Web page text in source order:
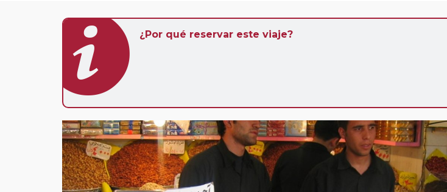
¿Por qué reservar este viaje?